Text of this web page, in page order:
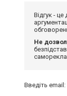
Відгук -
Не
Введіть email: